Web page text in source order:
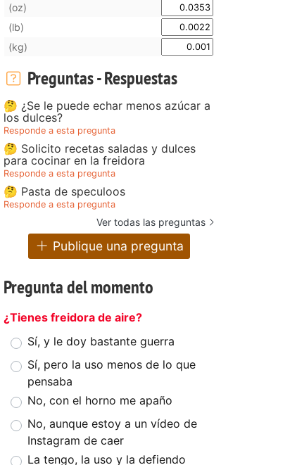
(oz)
(lb)
(kg)
Preguntas - Respuestas
🤔 ¿Se le puede echar menos azúcar a
los dulces?
Responde a esta pregunta
🤔 Solicito recetas saladas y dulces
para cocinar en la freidora
Responde a esta pregunta
🤔 Pasta de speculoos
Responde a esta pregunta
Ver todas las preguntas
Publique una pregunta
Pregunta del momento
¿Tienes freidora de aire?
Sí, y le doy bastante guerra
Sí, pero la uso menos de lo que
pensaba
No, con el horno me apaño
No, aunque estoy a un vídeo de
Instagram de caer
La tengo, la uso y la defiendo